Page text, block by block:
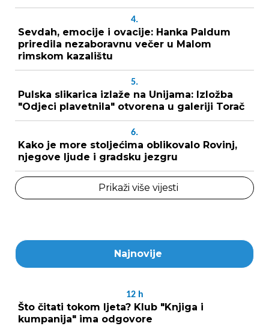
4.
Sevdah, emocije i ovacije: Hanka Paldum
priredila nezaboravnu večer u Malom
rimskom kazalištu
5.
Pulska slikarica izlaže na Unijama: Izložba
"Odjeci plavetnila" otvorena u galeriji Torač
6.
Kako je more stoljećima oblikovalo Rovinj,
njegove ljude i gradsku jezgru
Prikaži više vijesti
Najnovije
12 h
Što čitati tokom ljeta? Klub "Knjiga i
kumpanija" ima odgovore